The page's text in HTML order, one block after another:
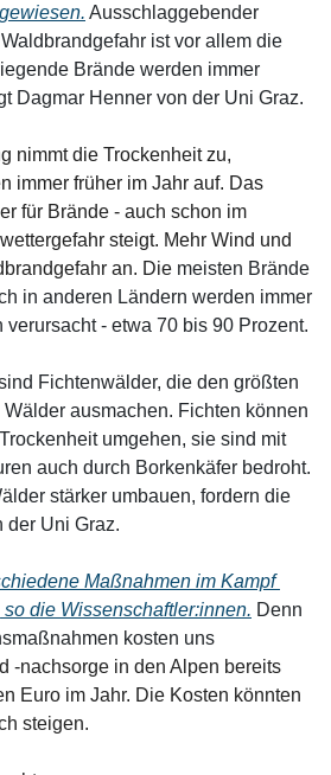
Ausschlaggebender
ist vor allem die
Brände werden immer
Dagmar Henner von der Uni Graz.
nimmt die Trockenheit zu,
immer früher im Jahr auf. Das
für Brände - auch schon im
steigt. Mehr Wind und
an. Die meisten Brände
in anderen Ländern werden immer
verursacht - etwa 70 bis 90 Prozent.
Fichtenwälder, die den größten
ausmachen. Fichten können
umgehen, sie sind mit
auch durch Borkenkäfer bedroht.
stärker umbauen, fordern die
der Uni Graz.
Maßnahmen im Kampf
die Wissenschaftler:innen. Denn
-nachsorge in den Alpen bereits
Euro im Jahr. Die Kosten könnten
steigen.